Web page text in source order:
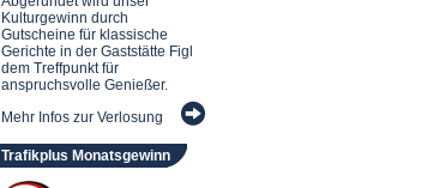
Kulturgewinn durch
Gutscheine für klassische
Gerichte in der Gaststätte Figl
dem Treffpunkt für
anspruchsvolle Genießer.
Mehr Infos zur Verlosung
Trafikplus Monatsgewinn